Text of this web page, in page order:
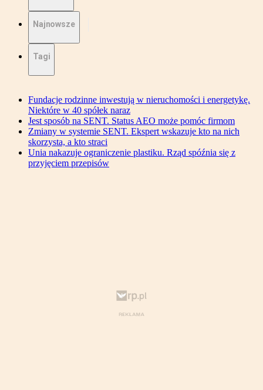
Najnowsze
Tagi
Fundacje rodzinne inwestują w nieruchomości i energetykę.
Niektóre w 40 spółek naraz
Jest sposób na SENT. Status AEO może pomóc firmom
Zmiany w systemie SENT. Ekspert wskazuje kto na nich
skorzysta, a kto straci
Unia nakazuje ograniczenie plastiku. Rząd spóźnia się z
przyjęciem przepisów